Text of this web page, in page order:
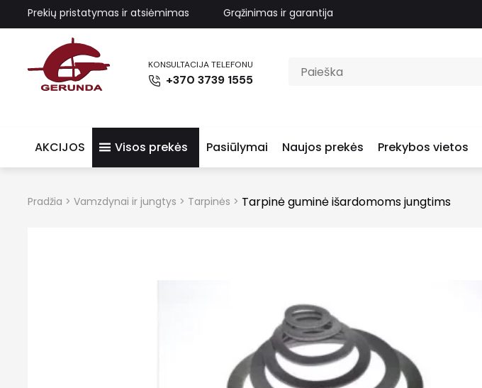
Prekių pristatymas ir atsiėmimas Grąžinimas ir garantija
KONSULTACIJA TELEFONU
+370 3739 1555
AKCIJOS Visos prekės Pasiūlymai Naujos prekės Prekybos vietos
Pradžia > Vamzdynai ir jungtys > Tarpinės > Tarpinė guminė išardomoms jungtims